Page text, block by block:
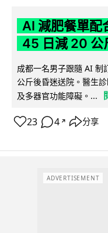
AI 減肥餐單
45 日減 20 公
成都一名男子跟隨 AI 制
公斤後昏迷送院。醫生
及多器官功能障礙。...
23 4 ↗ 分享
ADVERTISEMENT